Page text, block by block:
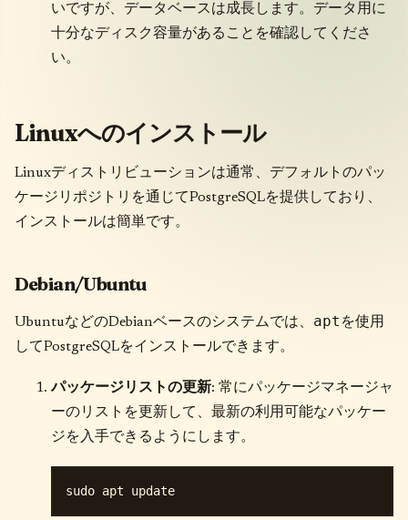
いですが、データベースは成長します。データ用に
十分なディスク容量があることを確認してくださ
い。
Linuxへのインストール
Linuxディストリビューションは通常、デフォルトのパッ
ケージリポジトリを通じてPostgreSQLを提供しており、
インストールは簡単です。
Debian/Ubuntu
UbuntuなどのDebianベースのシステムでは、 apt を使用
してPostgreSQLをインストールできます。
パッケージリストの更新: 常にパッケージマネージャ
ーのリストを更新して、最新の利用可能なパッケー
ジを入手できるようにします。